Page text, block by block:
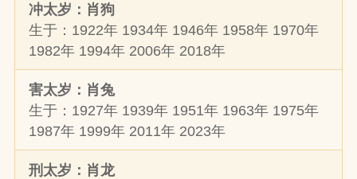
冲太岁：肖狗
生于：1922年 1934年 1946年 1958年 1970年
1982年 1994年 2006年 2018年
害太岁：肖兔
生于：1927年 1939年 1951年 1963年 1975年
1987年 1999年 2011年 2023年
刑太岁：肖龙